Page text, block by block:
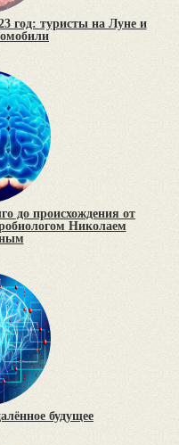
год: туристы на Луне и
до происхождения от
Николаем
будущее